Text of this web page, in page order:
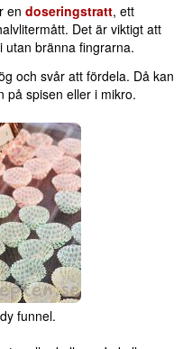
en doseringstratt, ett
Det är viktigt att
utan bränna fingrarna.
och svår att fördela. Då kan
på spisen eller i mikro.
funnel.